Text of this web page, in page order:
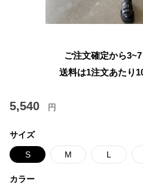
ご注文確定から
送料は1注文あたり
5,540 円
サイズ
S M L
カラー